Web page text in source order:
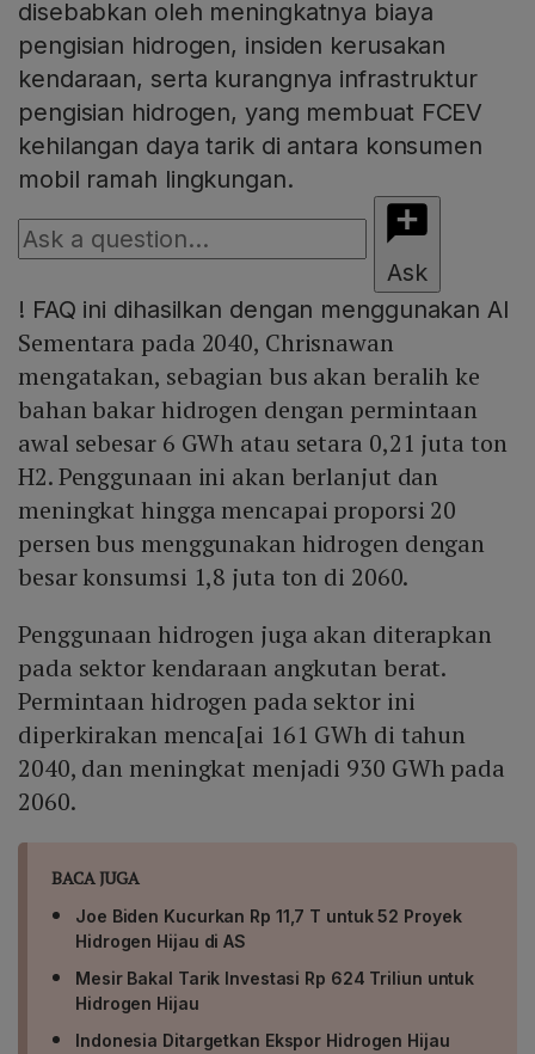
disebabkan oleh meningkatnya biaya
pengisian hidrogen, insiden kerusakan
kendaraan, serta kurangnya infrastruktur
pengisian hidrogen, yang membuat FCEV
kehilangan daya tarik di antara konsumen
mobil ramah lingkungan.
Ask
! FAQ ini dihasilkan dengan menggunakan AI
Sementara pada 2040, Chrisnawan
mengatakan, sebagian bus akan beralih ke
bahan bakar hidrogen dengan permintaan
awal sebesar 6 GWh atau setara 0,21 juta ton
H2. Penggunaan ini akan berlanjut dan
meningkat hingga mencapai proporsi 20
persen bus menggunakan hidrogen dengan
besar konsumsi 1,8 juta ton di 2060.
Penggunaan hidrogen juga akan diterapkan
pada sektor kendaraan angkutan berat.
Permintaan hidrogen pada sektor ini
diperkirakan menca[ai 161 GWh di tahun
2040, dan meningkat menjadi 930 GWh pada
2060.
BACA JUGA
Joe Biden Kucurkan Rp 11,7 T untuk 52 Proyek
Hidrogen Hijau di AS
Mesir Bakal Tarik Investasi Rp 624 Triliun untuk
Hidrogen Hijau
Indonesia Ditargetkan Ekspor Hidrogen Hijau